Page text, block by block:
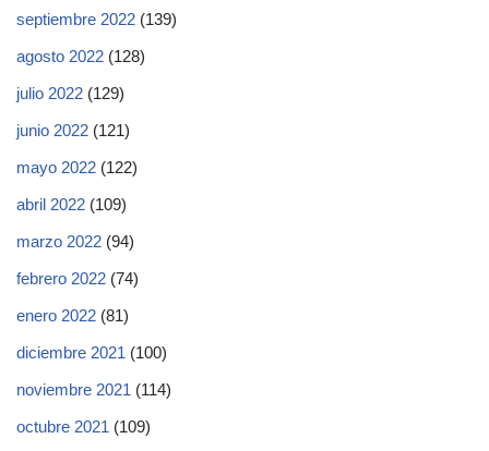
septiembre 2022 (139)
agosto 2022 (128)
julio 2022 (129)
junio 2022 (121)
mayo 2022 (122)
abril 2022 (109)
marzo 2022 (94)
febrero 2022 (74)
enero 2022 (81)
diciembre 2021 (100)
noviembre 2021 (114)
octubre 2021 (109)